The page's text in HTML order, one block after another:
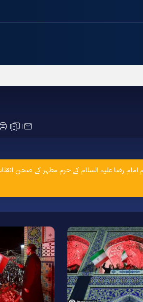
میں تقریب کا انعقاد
31 مارچ بروزمنگل کی شام امام رضا علیہ السلام